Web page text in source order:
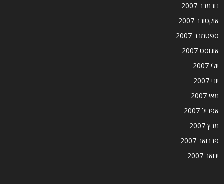
נובמבר 2007
אוקטובר 2007
ספטמבר 2007
אוגוסט 2007
יולי 2007
יוני 2007
מאי 2007
אפריל 2007
מרץ 2007
פברואר 2007
ינואר 2007